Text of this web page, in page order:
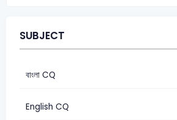
SUBJECT
বাংলা CQ
English CQ